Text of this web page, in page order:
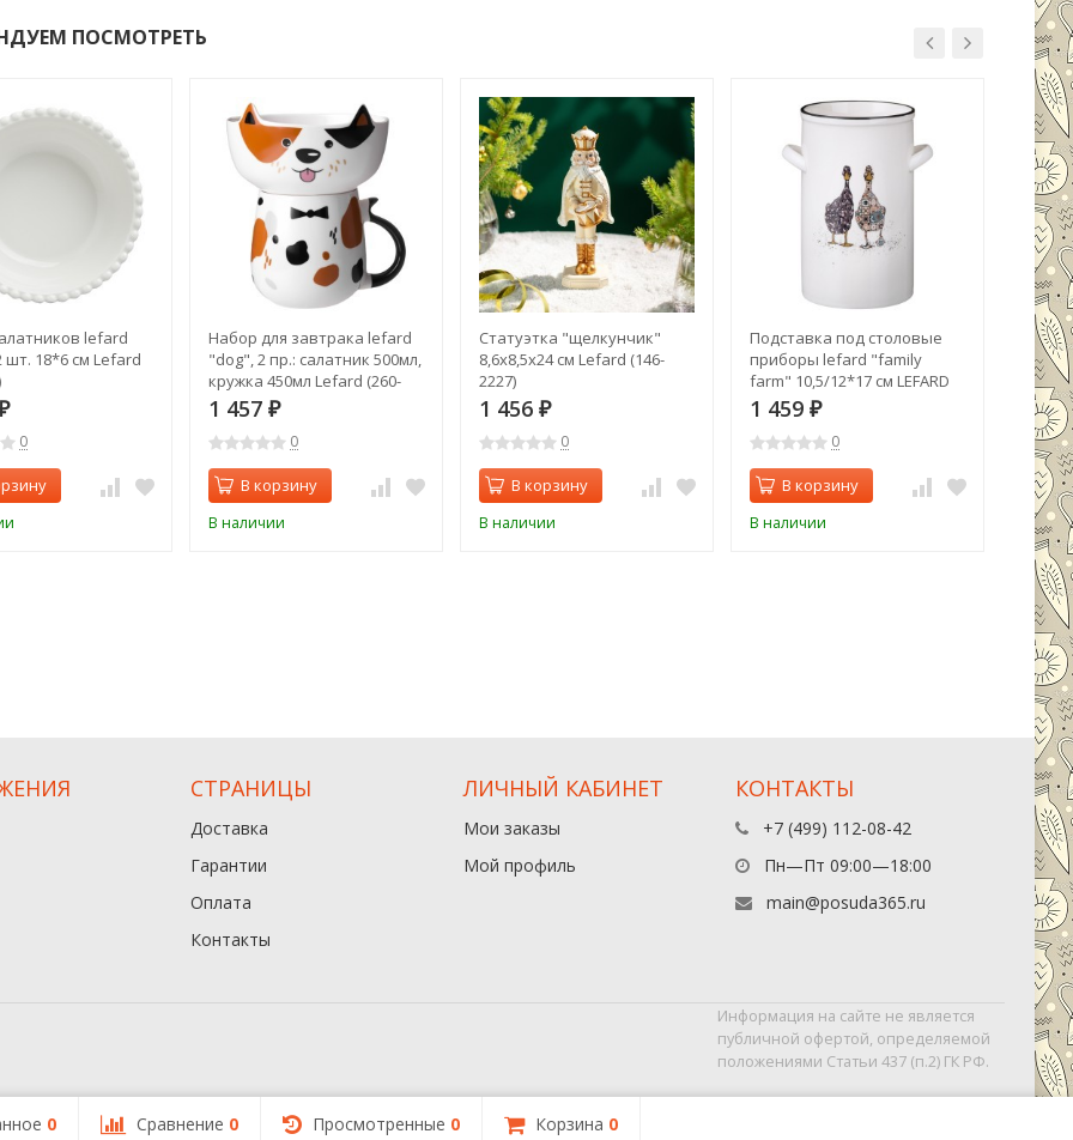
ПОСМОТРЕТЬ
lefard
шт. 18*6 см Lefard
0
Набор для завтрака lefard
"dog", 2 пр.: салатник 500мл,
кружка 450мл Lefard (260-
1082)
1 457 ₽
0
В корзину
В наличии
Статуэтка "щелкунчик"
8,6х8,5х24 см Lefard (146-
2227)
1 456 ₽
0
В корзину
В наличии
Подставка под столовые
приборы lefard "family
farm" 10,5/12*17 см LEFARD
(263-1404)
1 459 ₽
0
В корзину
В наличии
см с
(587-
1
В
В
СТРАНИЦЫ
Доставка
Гарантии
Оплата
Контакты
ЛИЧНЫЙ КАБИНЕТ
Мои заказы
Мой профиль
КОНТАКТЫ
+7 (499) 112-08-42
Пн—Пт 09:00—18:00
main@posuda365.ru
Информация на сайте не является
публичной офертой, определяемой
положениями Статьи 437 (п.2) ГК РФ.
0 Сравнение 0 Просмотренные 0 Корзина 0